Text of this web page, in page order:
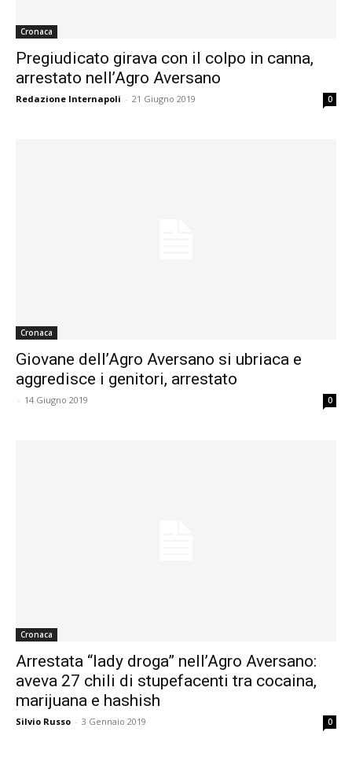
Cronaca
Pregiudicato girava con il colpo in canna,
arrestato nell’Agro Aversano
Redazione Internapoli - 21 Giugno 2019 0
Cronaca
Giovane dell’Agro Aversano si ubriaca e
aggredisce i genitori, arrestato
- 14 Giugno 2019 0
Cronaca
Arrestata “lady droga” nell’Agro Aversano:
aveva 27 chili di stupefacenti tra cocaina,
marijuana e hashish
Silvio Russo - 3 Gennaio 2019 0